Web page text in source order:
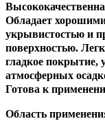
Обладает
укрывистостью и
поверхностью.
гладкое покрытие,
атмосферных
Готова к
Область